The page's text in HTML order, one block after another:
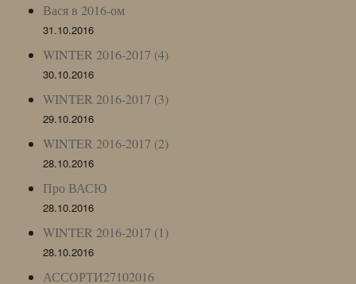
Вася в 2016-ом
31.10.2016
WINTER 2016-2017 (4)
30.10.2016
WINTER 2016-2017 (3)
29.10.2016
WINTER 2016-2017 (2)
28.10.2016
Про ВАСЮ
28.10.2016
WINTER 2016-2017 (1)
28.10.2016
АССОРТИ27102016